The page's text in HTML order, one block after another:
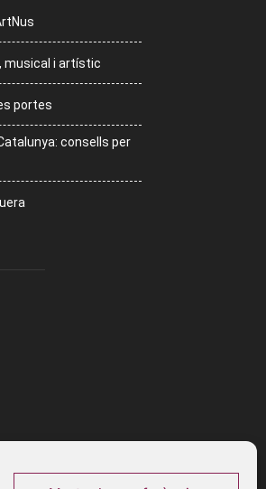
musical i artístic
portes
consells per